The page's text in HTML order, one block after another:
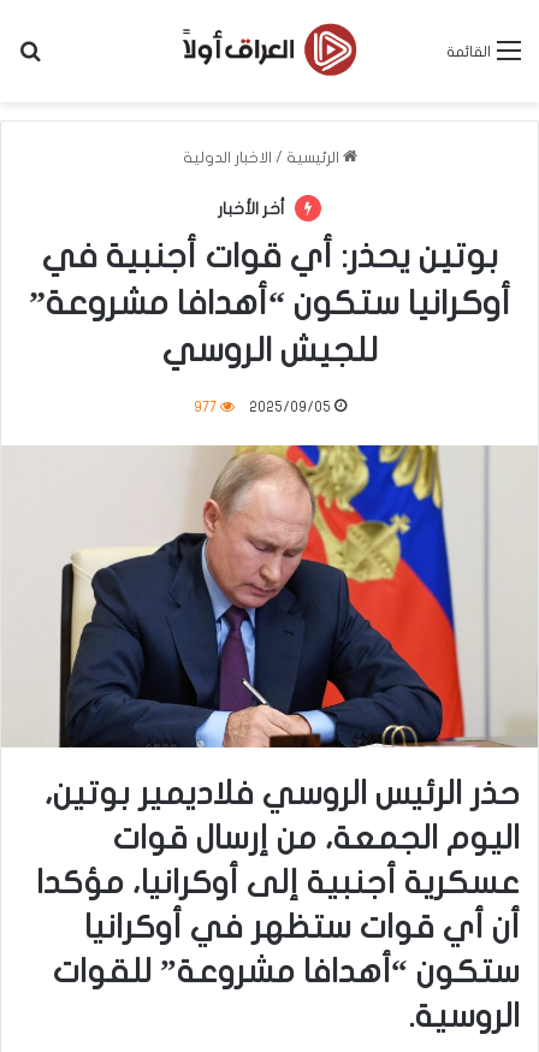
القائمة
الرئيسية / الاخبار الدولية
أخر الأخبار
بوتين يحذر: أي قوات أجنبية في
أوكرانيا ستكون “أهدافا مشروعة”
للجيش الروسي
2025/09/05
977
حذر الرئيس الروسي فلاديمير بوتين،
اليوم الجمعة، من إرسال قوات
عسكرية أجنبية إلى أوكرانيا، مؤكدا
أن أي قوات ستظهر في أوكرانيا
ستكون “أهدافا مشروعة” للقوات
الروسية.